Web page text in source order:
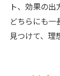
ト、効果の出
どちらにも一
見つけて、理